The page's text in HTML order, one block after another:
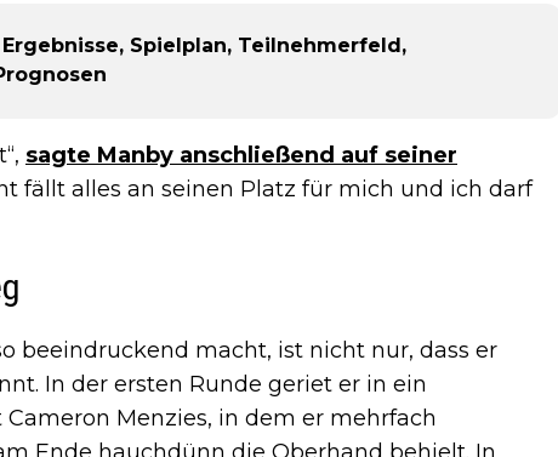
Ergebnisse, Spielplan, Teilnehmerfeld,
sagte Manby anschließend auf seiner
fällt alles an seinen Platz für mich und ich darf
beeindruckend macht, ist nicht nur, dass er
In der ersten Runde geriet er in ein
Menzies, in dem er mehrfach